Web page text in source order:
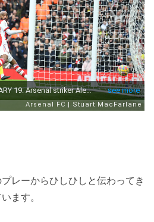
レーからひしひしと伝わってき
ます。